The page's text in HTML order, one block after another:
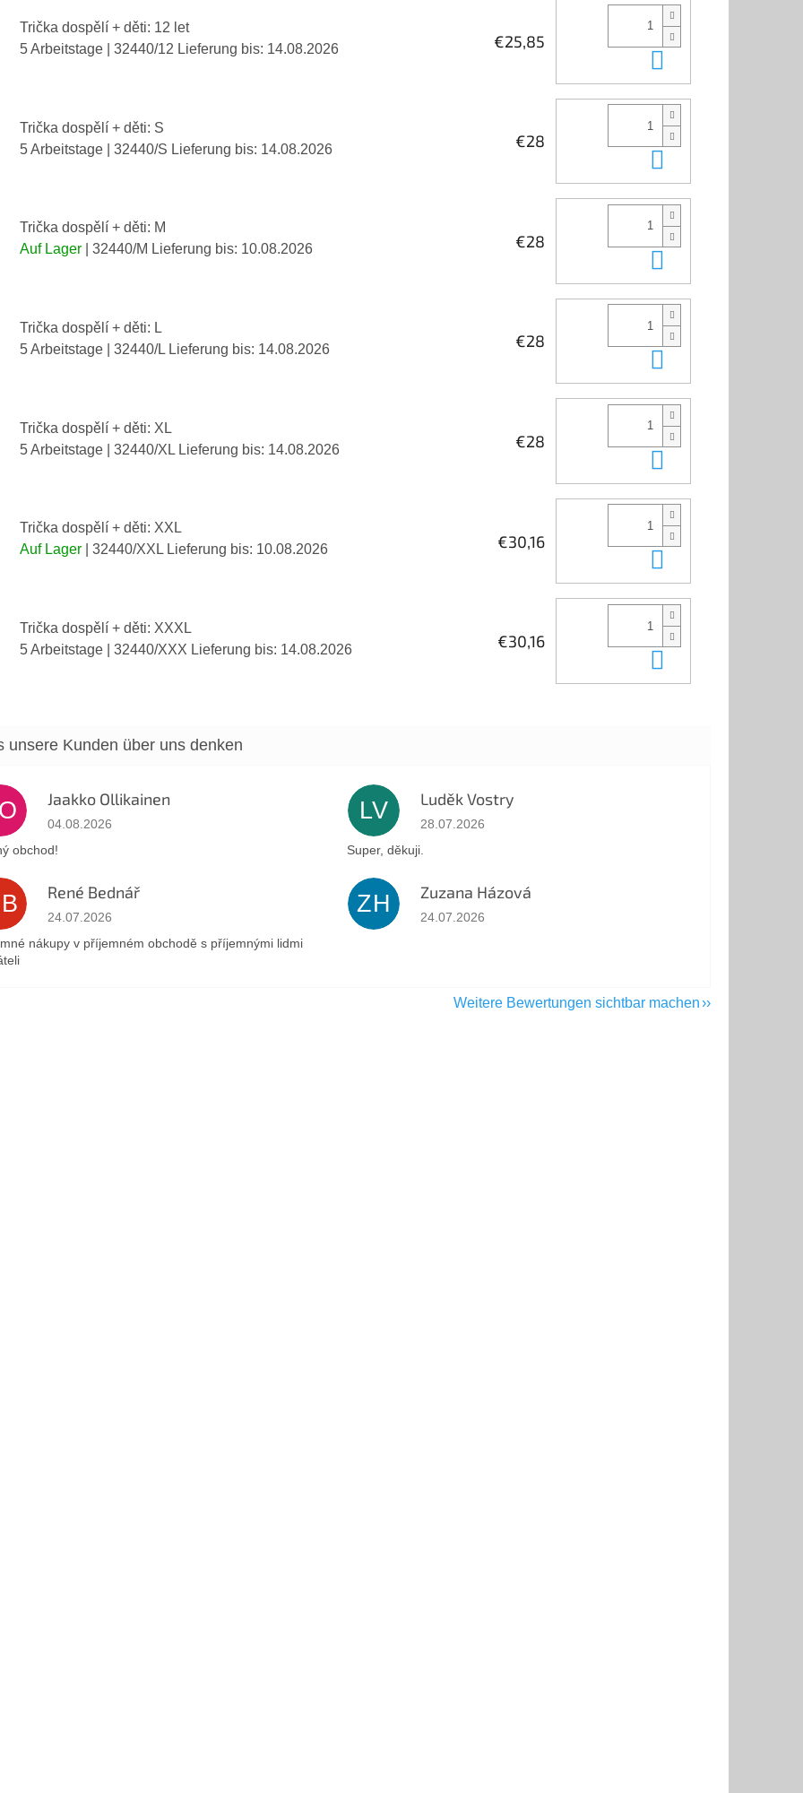
Trička dospělí + děti: 12 let
5 Arbeitstage
| 32440/12 Lieferung bis: 14.08.2026 €25,85
Trička dospělí + děti: S
5 Arbeitstage
| 32440/S Lieferung bis: 14.08.2026 €28
Trička dospělí + děti: M
Auf Lager
| 32440/M Lieferung bis: 10.08.2026 €28
Trička dospělí + děti: L
5 Arbeitstage
| 32440/L Lieferung bis: 14.08.2026 €28
Trička dospělí + děti: XL
5 Arbeitstage
| 32440/XL Lieferung bis: 14.08.2026 €28
Trička dospělí + děti: XXL
Auf Lager
| 32440/XXL Lieferung bis: 10.08.2026 €30,16
Trička dospělí + děti: XXXL
5 Arbeitstage
| 32440/XXX Lieferung bis: 14.08.2026 €30,16
Jaakko Ollikainen
Die Shop-Bewertung beträgt 5 von 5 Sternen.
04.08.2026
obchod!
LV Luděk Vostry
Die Shop-Bewertung beträgt 5 von 5 Sternen.
28.07.2026
Super, děkuji.
René Bednář
Die Shop-Bewertung beträgt 5 von 5 Sternen.
24.07.2026
nákupy v příjemném obchodě s příjemnými lidmi
ZH Zuzana Házová
Die Shop-Bewertung beträgt 5 von 5 Sternen.
24.07.2026
Weitere Bewertungen sichtbar machen